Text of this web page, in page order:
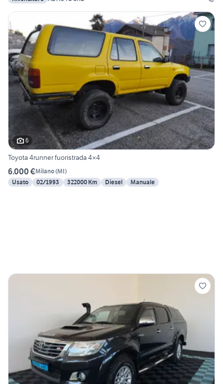
6
Toyota 4runner fuoristrada 4×4
6.000 €Milano(MI)
Usato
02/1993 322000 Km Diesel Manuale